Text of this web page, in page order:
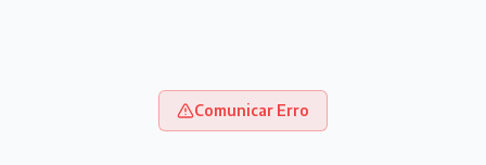
Comunicar Erro